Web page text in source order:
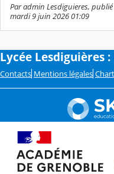
Par admin Lesdiguieres,
mardi 9 juin 2026 01:09
Lycée Lesdiguières
Contacts Mentions légales